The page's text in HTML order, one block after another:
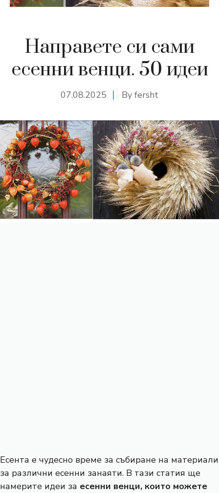
Направете си сами
есенни венци. 50 идеи
07.08.2025 By fersht
Есента е чудесно време за събиране на материали
за различни есенни занаяти. В тази статия ще
намерите идеи за есенни венци, които можете